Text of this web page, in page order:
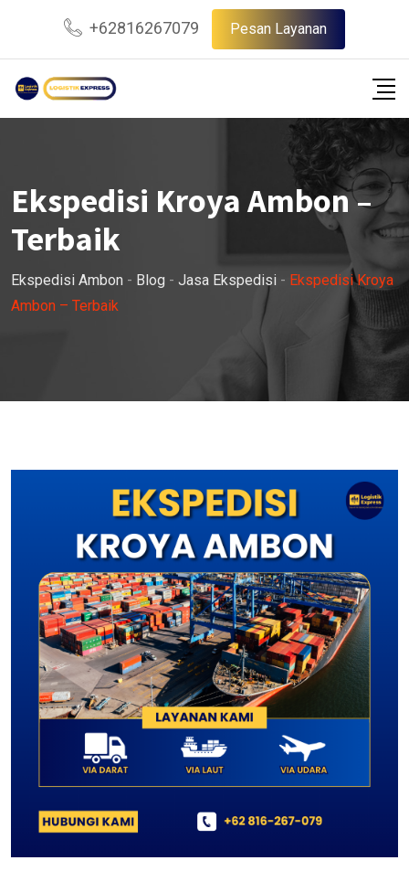
content
+62816267079 Pesan Layanan
Ekspedisi Kroya Ambon –
Terbaik
Ekspedisi Ambon - Blog - Jasa Ekspedisi - Ekspedisi Kroya
Ambon – Terbaik